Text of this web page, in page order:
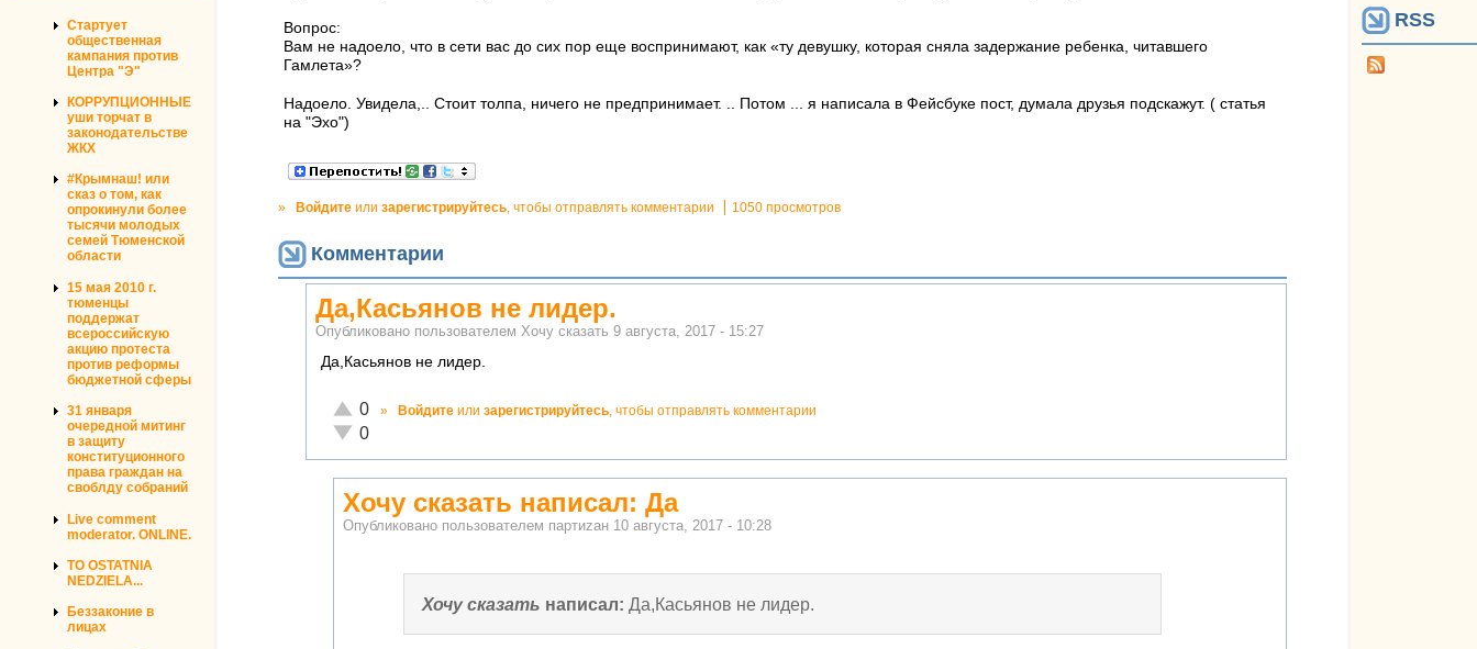
Стартует
общественная
кампания против
Центра "Э"
КОРРУПЦИОННЫЕ
уши торчат в
законодательстве
ЖКХ
#Крымнаш! или
сказ о том, как
опрокинули более
тысячи молодых
семей Тюменской
области
15 мая 2010 г.
тюменцы
поддержат
всероссийскую
акцию протеста
против реформы
бюджетной сферы
31 января
очередной митинг
в защиту
конституционного
права граждан на
своблду собраний
Live comment
moderator. ONLINE.
TO OSTATNIA
NEDZIELA...
Беззаконие в
лицах
Вопрос:
Вам не надоело, что в сети вас до сих пор еще воспринимают, как «ту девушку, которая сняла задержание ребенка, читавшего
Гамлета»?
Надоело. Увидела,.. Стоит толпа, ничего не предпринимает. .. Потом ... я написала в Фейсбуке пост, думала друзья подскажут. ( статья
на "Эхо")
» Войдите или зарегистрируйтесь , чтобы отправлять комментарии 1050 просмотров
Комментарии
Да,Касьянов не лидер.
Опубликовано пользователем Хочу сказать 9 августа, 2017 - 15:27
Да,Касьянов не лидер.
Отлично!
0
Неадекватно!
0
» Войдите или зарегистрируйтесь, чтобы отправлять комментарии
Хочу сказать написал: Да
Опубликовано пользователем партиzан 10 августа, 2017 - 10:28
Хочу сказать написал:Да,Касьянов не лидер.
RSS